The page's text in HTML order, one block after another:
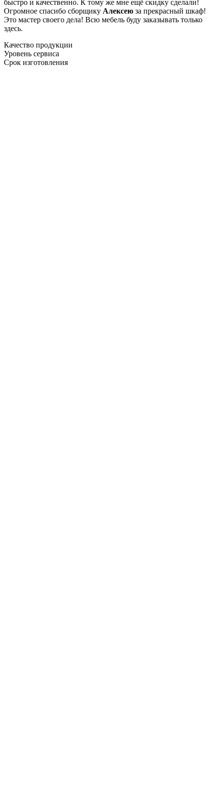
быстро и качественно. К тому же мне ещё скидку сделали!
Огромное спасибо сборщику Алексею за прекрасный шкаф!
Это мастер своего дела! Всю мебель буду заказывать только
здесь.
Качество продукции
Уровень сервиса
Срок изготовления